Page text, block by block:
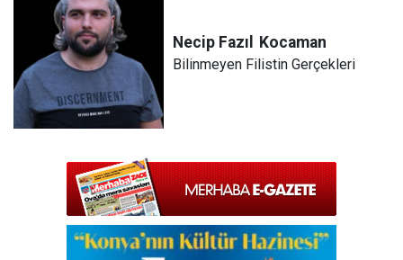
Necip Fazıl Kocaman
Bilinmeyen Filistin Gerçekleri